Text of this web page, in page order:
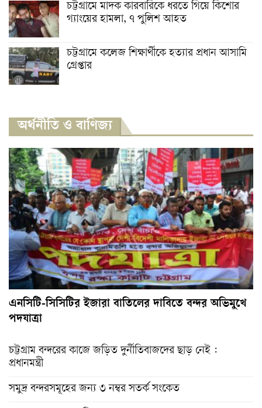
চট্টগ্রামে মাদক কারবারিকে ধরতে গিয়ে কিশোর
গ্যাংয়ের হামলা, ৭ পুলিশ আহত
চট্টগ্রামে কলেজ শিক্ষার্থীকে হত্যার প্রধান আসামি
গ্রেপ্তার
অর্থনীতি ও বাণিজ্য
এনসিটি-সিসিটির ইজারা বাতিলের দাবিতে বন্দর অভিমুখে
পদযাত্রা
চট্টগ্রাম বন্দরের কাজে জড়িত দুর্নীতিবাজদের ছাড় নেই :
প্রধানমন্ত্রী
সমুদ্র বন্দরসমূহের জন্য ৩ নম্বর সতর্ক সংকেত